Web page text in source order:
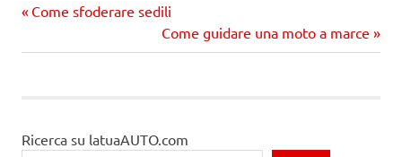
Navigazione
articoli
Precedente
Come sfoderare sedili
Prossimo
articolo
Come guidare una moto a marce
Ricerca su latuaAUTO.com